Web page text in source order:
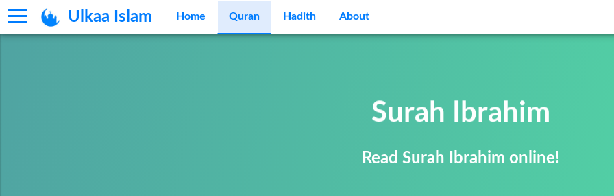
Ulkaa Islam Home Quran Hadith About
Surah Ibrahim
Read Surah Ibrahim online!